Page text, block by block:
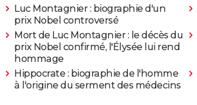
Luc Montagnier : biographie d'un
prix Nobel controversé
Mort de Luc Montagnier : le décès du
prix Nobel confirmé, l'Élysée lui rend
hommage
Hippocrate : biographie de l'homme
à l'origine du serment des médecins